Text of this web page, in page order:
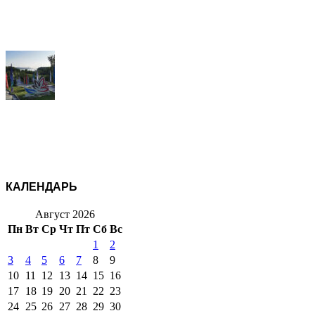
КАЛЕНДАРЬ
Август 2026
Пн Вт Ср Чт Пт Сб Вс
1
2
3
4 5 6 7 8
9
10 11 12 13 14 15 16
17 18 19 20 21 22 23
24 25 26 27 28 29 30